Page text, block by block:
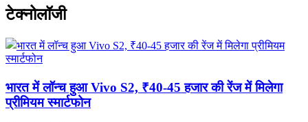
टेक्नोलॉजी
भारत में लॉन्च हुआ Vivo S2, ₹40-45 हजार की रेंज में मिलेगा
प्रीमियम स्मार्टफोन